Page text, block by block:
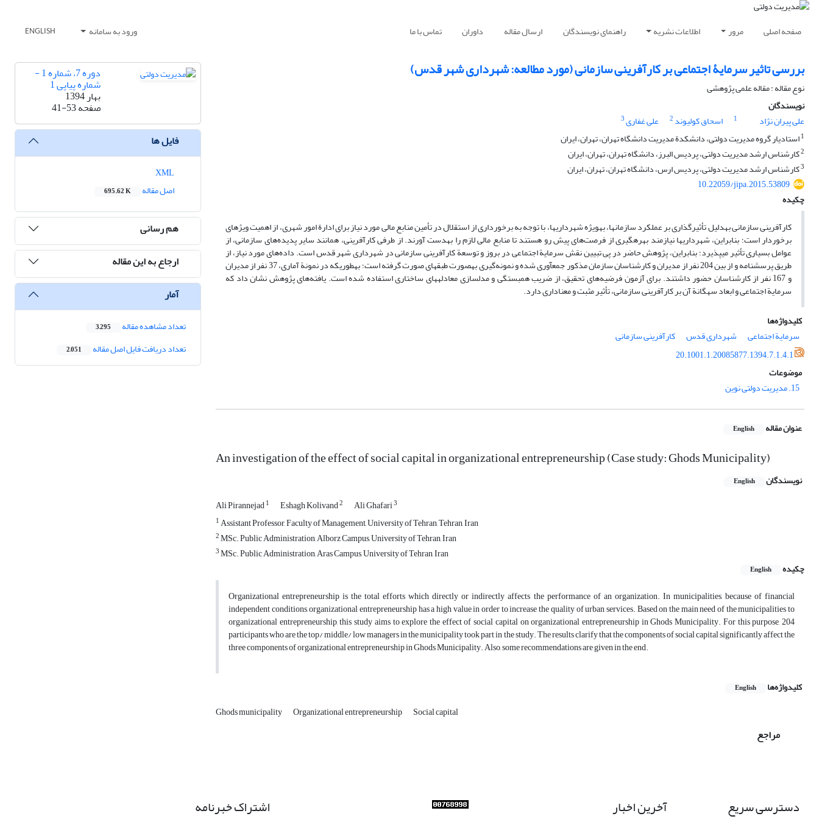
صفحه اصلی مرور اطلاعات نشریه راهنمای نویسندگان ارسال مقاله داوران تماس با ما ورود به سامانه ENGLISH
بررسی تاثیر سرمایۀ اجتماعی بر کارآفرینی سازمانی (مورد مطالعه: شهرداری شهر قدس)
نوع مقاله : مقاله علمی پژوهشی
نویسندگان
علی پیران نژاد
1 اسحاق کولیوند 2 علی غفاری3
1استادیار گروه مدیریت دولتی، دانشکدة مدیریت دانشگاه تهران، تهران، ایران
2کارشناس ارشد مدیریت دولتی، پردیس البرز، دانشگاه تهران، تهران، ایران
3کارشناس ارشد مدیریت دولتی، پردیس ارس، دانشگاه تهران، تهران، ایران
10.22059/jipa.2015.53809
چکیده
کارآفرینی سازمانی به­دلیل تأثیرگذاری بر عملکرد سازمان­ها، به­ویژه شهرداری­ها، با توجه به برخورداری از استقلال در تأمین منابع مالی مورد نیاز برای ادارة امور شهری، از اهمیت ویژه­ای
برخوردار است؛ بنابراین، شهرداری­ها نیازمند بهره­گیری از فرصت‌های پیش رو هستند تا منابع مالی لازم را به­دست آورند. از طرفی کارآفرینی، همانند سایر پدیده‌های سازمانی، از
عوامل بسیاری تأثیر می­پذیرد؛ بنابراین، پژوهش حاضر در پی تبیین نقش سرمایة اجتماعی در بروز و توسعة کارآفرینی سازمانی در شهرداری شهر قدس است. داده‌های مورد نیاز، از
طریق پرسشنامه و از بین 204 نفر از مدیران و کارشناسان سازمان مذکور جمع­آوری شده و نمونه‌گیری به­صورت طبقه­ای صورت گرفته است؛ به­طوری­که در نمونة آماری، 37 نفر از مدیران
و 167 نفر از کارشناسان حضور داشتند. برای آزمون فرضیه‌های تحقیق، از ضریب همبستگی و مدل­سازی معادله­های ساختاری استفاده شده است. یافته‌های پژوهش نشان داد که
سرمایة اجتماعی و ابعاد سه­گانة آن بر کارآفرینی سازمانی، تأثیر مثبت و معناداری دارد.
کلیدواژه‌ها
سرمایة اجتماعی
شهرداری قدس
کارآفرینی سازمانی
20.1001.1.20085877.1394.7.1.4.1
موضوعات
15. مدیریت دولتی نوین
عنوان مقاله English
An investigation of the effect of social capital in organizational entrepreneurship (Case study: Ghods Municipality)
نویسندگان English
Ali Pirannejad1 Eshagh Kolivand2 Ali Ghafari3
1Assistant Professor, Faculty of Management, University of Tehran, Tehran, Iran
2MSc. Public Administration, Alborz Campus, University of Tehran, Iran
3MSc. Public Administration, Aras Campus, University of Tehran, Iran
چکیده
English
Organizational entrepreneurship is the total efforts which directly or indirectly affects the performance of an organization. In municipalities, because of financial
independent conditions, organizational entrepreneurship has a high value in order to increase the quality of urban services. Based on the main need of the municipalities to
organizational entrepreneurship, this study aims to explore the effect of social capital on organizational entrepreneurship in Ghods Municipality. For this purpose, 204
participants who are the top/ middle/ low managers in the municipality took part in the study. The results clarify that the components of social capital significantly affect the
three components of organizational entrepreneurship in Ghods Municipality. Also, some recommendations are given in the end.
کلیدواژه‌ها English
Ghods municipality Organizational entrepreneurship Social capital
مراجع
دوره 7، شماره 1 -
شماره پیاپی 1
بهار 1394
صفحه41-53
فایل ها
اصل مقاله
695.62 K
هم رسانی
ارجاع به این مقاله
آمار
تعداد مشاهده مقاله 3,295
تعداد دریافت فایل اصل مقاله 2,051
دسترسی سریع آخرین اخبار اشتراک خبرنامه